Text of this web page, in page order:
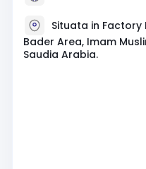
Situata in Factory
Bader Area, Imam
Saudia Arabia.